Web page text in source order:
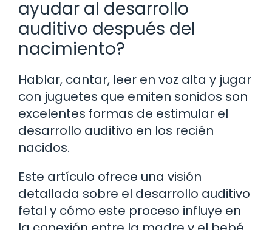
ayudar al desarrollo
auditivo después del
nacimiento?
Hablar, cantar, leer en voz alta y jugar
con juguetes que emiten sonidos son
excelentes formas de estimular el
desarrollo auditivo en los recién
nacidos.
Este artículo ofrece una visión
detallada sobre el desarrollo auditivo
fetal y cómo este proceso influye en